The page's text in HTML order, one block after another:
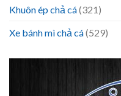
Khuôn ép chả cá(321)
Xe bánh mì chả cá(529)